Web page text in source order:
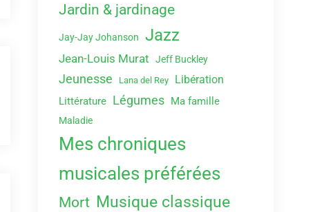
Jardin & jardinage
Jay-Jay Johanson Jazz
Jean-Louis Murat Jeff Buckley
Jeunesse Lana del Rey Libération
Littérature Légumes Ma famille
Maladie
Mes chroniques
musicales préférées
Mort Musique classique